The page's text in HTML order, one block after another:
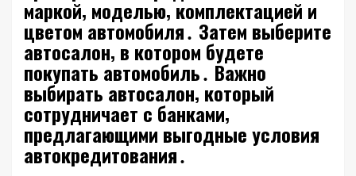
маркой‚ моделью‚ комплектацией и
цветом автомобиля․ Затем выберите
автосалон‚ в котором будете
покупать автомобиль․ Важно
выбирать автосалон‚ который
сотрудничает с банками‚
предлагающими выгодные условия
автокредитования․